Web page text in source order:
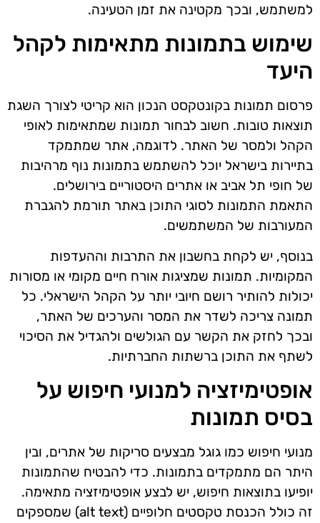
למשתמש, ובכך מקטינה את זמן הטעינה.
שימוש בתמונות מתאימות לקהל
היעד
פרסום תמונות בקונטקסט הנכון הוא קריטי לצורך השגת
תוצאות טובות. חשוב לבחור תמונות שמתאימות לאופי
הקהל ולמסר של האתר. לדוגמה, אתר שמתמקד
בתיירות בישראל יוכל להשתמש בתמונות נוף מרהיבות
של חופי תל אביב או אתרים היסטוריים בירושלים.
התאמת התמונות לסוגי התוכן באתר תורמת להגברת
המעורבות של המשתמשים.
בנוסף, יש לקחת בחשבון את התרבות וההעדפות
המקומיות. תמונות שמציגות אורח חיים מקומי או מסורות
יכולות להותיר רושם חיובי יותר על הקהל הישראלי. כל
תמונה צריכה לשדר את המסר והערכים של האתר,
ובכך לחזק את הקשר עם הגולשים ולהגדיל את הסיכוי
לשתף את התוכן ברשתות החברתיות.
אופטימיזציה למנועי חיפוש על
בסיס תמונות
מנועי חיפוש כמו גוגל מבצעים סריקות של אתרים, ובין
היתר הם מתמקדים בתמונות. כדי להבטיח שהתמונות
יופיעו בתוצאות חיפוש, יש לבצע אופטימיזציה מתאימה.
זה כולל הכנסת טקסטים חלופיים (alt text) שמספקים